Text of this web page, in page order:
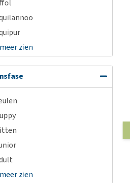
zien
zien